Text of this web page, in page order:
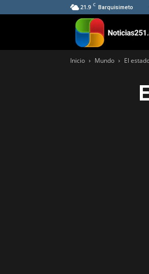
21.9 C Barquisimeto
Inicio Mundo El